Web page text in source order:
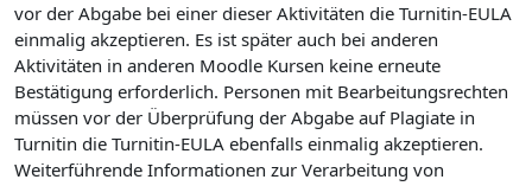
vor der Abgabe bei einer dieser Aktivitäten die Turnitin-EULA
einmalig akzeptieren. Es ist später auch bei anderen
Aktivitäten in anderen Moodle Kursen keine erneute
Bestätigung erforderlich. Personen mit Bearbeitungsrechten
müssen vor der Überprüfung der Abgabe auf Plagiate in
Turnitin die Turnitin-EULA ebenfalls einmalig akzeptieren.
Weiterführende Informationen zur Verarbeitung von